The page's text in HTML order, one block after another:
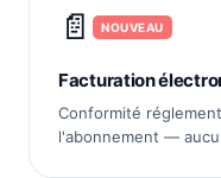
📄 NOUVEAU
Facturation
Conformité
l'abonnement —